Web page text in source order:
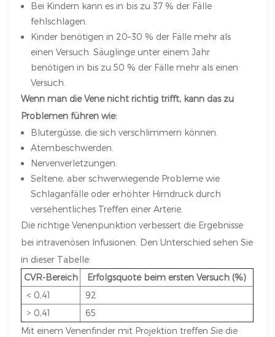
Bei Kindern kann es in bis zu 37 % der Fälle
fehlschlagen.
Kinder benötigen in 20–30 % der Fälle mehr als
einen Versuch. Säuglinge unter einem Jahr
benötigen in bis zu 50 % der Fälle mehr als einen
Versuch.
Wenn man die Vene nicht richtig trifft, kann das zu
Problemen führen wie:
Blutergüsse, die sich verschlimmern können.
Atembeschwerden.
Nervenverletzungen.
Seltene, aber schwerwiegende Probleme wie
Schlaganfälle oder erhöhter Hirndruck durch
versehentliches Treffen einer Arterie.
Die richtige Venenpunktion verbessert die Ergebnisse
bei intravenösen Infusionen. Den Unterschied sehen Sie
in dieser Tabelle:
CVR-Bereich
Erfolgsquote beim ersten Versuch (%)
< 0,41
92
> 0,41
65
Mit einem Venenfinder mit Projektion treffen Sie die